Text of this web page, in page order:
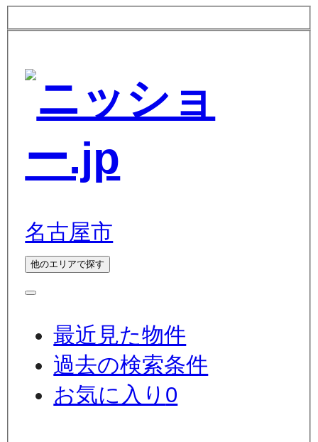
名古屋市
他のエリアで探す
最近見た物件
過去の検索条件
お気に入り 0